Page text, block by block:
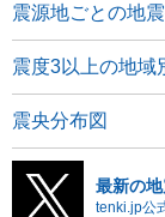
震源地ごとの地
震度3以上の地域
震央分布図
最新の
tenki.jp公